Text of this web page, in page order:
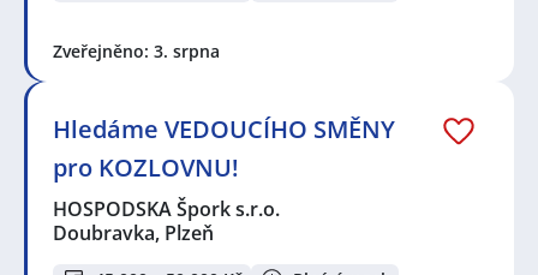
Zveřejněno: 3. srpna
Hledáme VEDOUCÍHO SMĚNY
pro KOZLOVNU!
HOSPODSKA Špork s.r.o.
Doubravka, Plzeň